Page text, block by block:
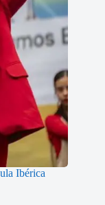
Ibérica